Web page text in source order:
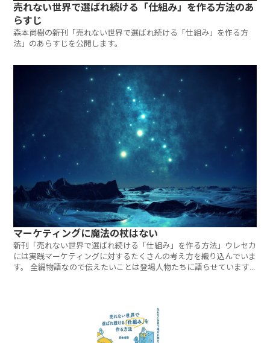
売れない世界で選ばれ続ける「仕組み」を作る方法のあ
らすじ
森本尚樹の新刊「売れない世界で選ばれ続ける「仕組み」を作る方
法」のあらすじを公開します。
マーケティングに魔法の杖はない
新刊「売れない世界で選ばれ続ける「仕組み」を作る方法」ウレセカ
には実践マーケティングに対するたくさんの考え方を織り込んでいま
す。 全編物語なので伝えたいことは登場人物たちに語らせています